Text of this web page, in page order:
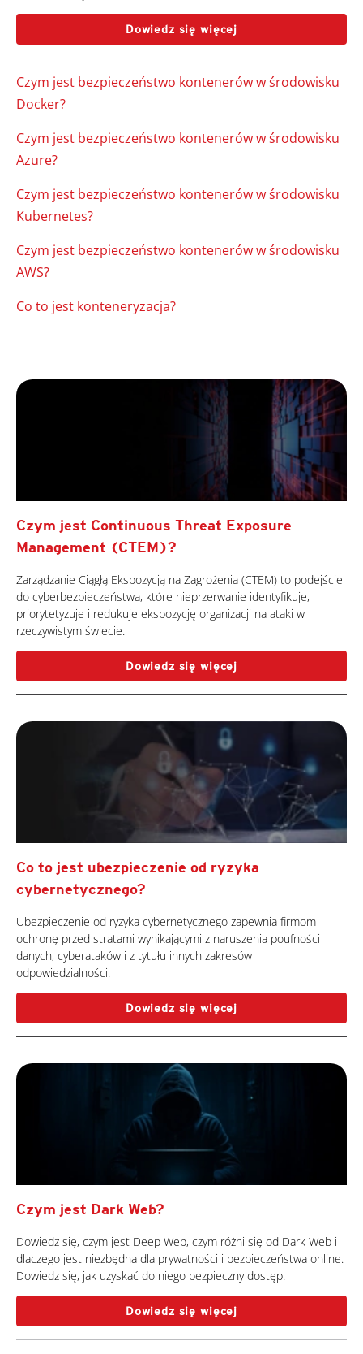
Dowiedz się więcej
Czym jest bezpieczeństwo kontenerów w środowisku
Docker?
Czym jest bezpieczeństwo kontenerów w środowisku
Azure?
Czym jest bezpieczeństwo kontenerów w środowisku
Kubernetes?
Czym jest bezpieczeństwo kontenerów w środowisku
AWS?
Co to jest konteneryzacja?
Czym jest Continuous Threat Exposure
Management (CTEM)?
Zarządzanie Ciągłą Ekspozycją na Zagrożenia (CTEM) to podejście
do cyberbezpieczeństwa, które nieprzerwanie identyfikuje,
priorytetyzuje i redukuje ekspozycję organizacji na ataki w
rzeczywistym świecie.
Dowiedz się więcej
Co to jest ubezpieczenie od ryzyka
cybernetycznego?
Ubezpieczenie od ryzyka cybernetycznego zapewnia firmom
ochronę przed stratami wynikającymi z naruszenia poufności
danych, cyberataków i z tytułu innych zakresów
odpowiedzialności.
Dowiedz się więcej
Czym jest Dark Web?
Dowiedz się, czym jest Deep Web, czym różni się od Dark Web i
dlaczego jest niezbędna dla prywatności i bezpieczeństwa online.
Dowiedz się, jak uzyskać do niego bezpieczny dostęp.
Dowiedz się więcej